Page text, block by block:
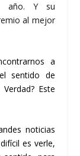
año. Y su
al mejor
a
sentido de
Este
noticias
es verle,